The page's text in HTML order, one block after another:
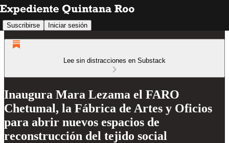
Suscribirse Iniciar sesión
Lee sin distracciones en Substack
Inaugura Mara Lezama el FARO
Chetumal, la Fábrica de Artes y Oficios
para abrir nuevos espacios de
reconstrucción del tejido social